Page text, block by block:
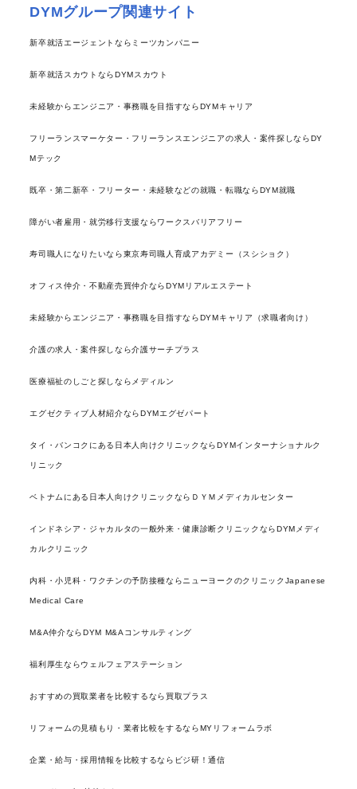
DYMグループ関連サイト
新卒就活エージェントならミーツカンパニー
新卒就活スカウトならDYMスカウト
未経験からエンジニア・事務職を目指すならDYMキャリア
フリーランスマーケター・フリーランスエンジニアの求人・案件探しならDY
Mテック
既卒・第二新卒・フリーター・未経験などの就職・転職ならDYM就職
障がい者雇用・就労移行支援ならワークスバリアフリー
寿司職人になりたいなら東京寿司職人育成アカデミー（スシショク）
オフィス仲介・不動産売買仲介ならDYMリアルエステート
未経験からエンジニア・事務職を目指すならDYMキャリア（求職者向け）
介護の求人・案件探しなら介護サーチプラス
医療福祉のしごと探しならメディルン
エグゼクティブ人材紹介ならDYMエグゼパート
タイ・バンコクにある日本人向けクリニックならDYMインターナショナルク
リニック
ベトナムにある日本人向けクリニックならＤＹＭメディカルセンター
インドネシア・ジャカルタの一般外来・健康診断クリニックならDYMメディ
カルクリニック
内科・小児科・ワクチンの予防接種ならニューヨークのクリニックJapanese
Medical Care
M&A仲介ならDYM M&Aコンサルティング
福利厚生ならウェルフェアステーション
おすすめの買取業者を比較するなら買取プラス
リフォームの見積もり・業者比較をするならMYリフォームラボ
企業・給与・採用情報を比較するならビジ研！通信